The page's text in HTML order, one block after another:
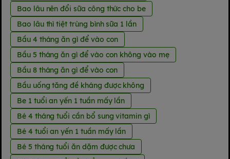
Bao lâu nên đổi sữa công thức cho be
Bao lâu thì tiệt trùng bình sữa 1 lần
Bầu 4 tháng ăn gì để vào con
Bầu 5 tháng ăn gì để vào con không vào mẹ
Bầu 8 tháng ăn gì để vào con
Bầu uống tăng đề kháng được không
Be 1 tuổi an yến 1 tuần mấy lần
Bé 4 tháng tuổi cần bổ sung vitamin gì
Bé 4 tuổi an yến 1 tuần mấy lần
Bé 5 tháng tuổi ăn dặm được chưa